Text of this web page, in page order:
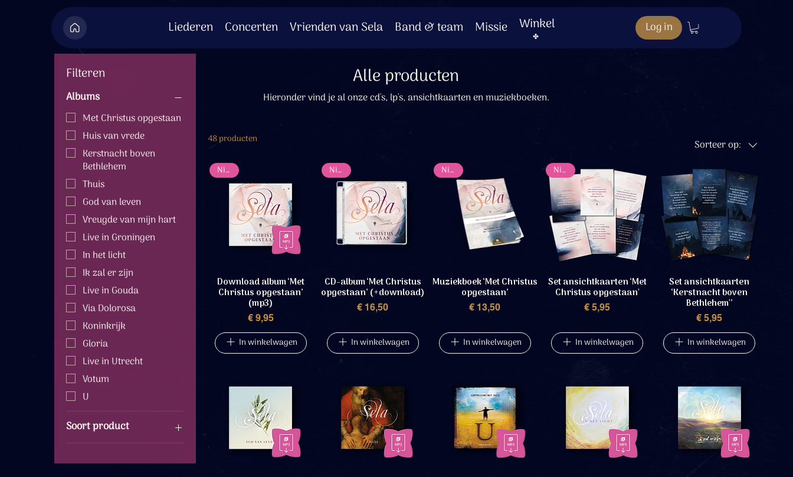
Liederen Concerten Vrienden van Sela Band & team Missie Winkel Log in
Filteren
Albums
Met Christus opgestaan
Huis van vrede
Kerstnacht boven
Bethlehem
Thuis
God van leven
Vreugde van mijn hart
Live in Groningen
In het licht
Ik zal er zijn
Live in Gouda
Via Dolorosa
Koninkrijk
Gloria
Live in Utrecht
Votum
U
Soort product
Audiobestanden
Alle producten
Hieronder vind je al onze cd's, lp's, ansichtkaarten en muziekboeken.
48 producten Sorteer op:
Nieuw
Download album ‘Met
Christus opgestaan’
(mp3)
Prijs
€ 9,95
In winkelwagen
Nieuw
CD-album ‘Met Christus
opgestaan’ (+download)
Prijs
€ 16,50
In winkelwagen
Nieuw
Muziekboek ‘Met Christus
opgestaan’
Prijs
€ 13,50
In winkelwagen
Nieuw
Set ansichtkaarten ‘Met
Christus opgestaan'
Prijs
€ 5,95
In winkelwagen
Set ansichtkaarten
‘Kerstnacht boven
Bethlehem'’
Prijs
€ 5,95
In winkelwagen